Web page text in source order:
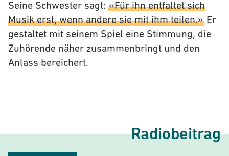
Seine Schwester sagt: «Für ihn entfaltet sich
Musik erst, wenn andere sie mit ihm teilen.» Er
gestaltet mit seinem Spiel eine Stimmung, die
Zuhörende näher zusammenbringt und den
Anlass bereichert.
Radiobeitrag